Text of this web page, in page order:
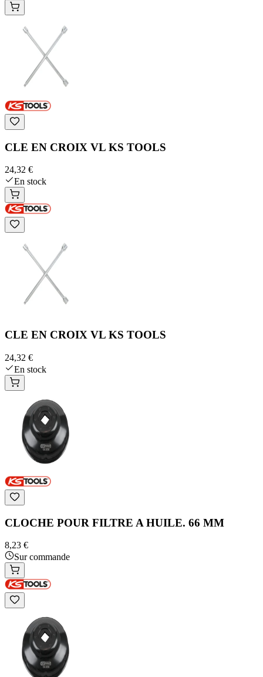
CLE EN CROIX VL KS TOOLS
24,32 €
En stock
CLE EN CROIX VL KS TOOLS
24,32 €
En stock
CLOCHE POUR FILTRE A HUILE. 66 MM
8,23 €
Sur commande